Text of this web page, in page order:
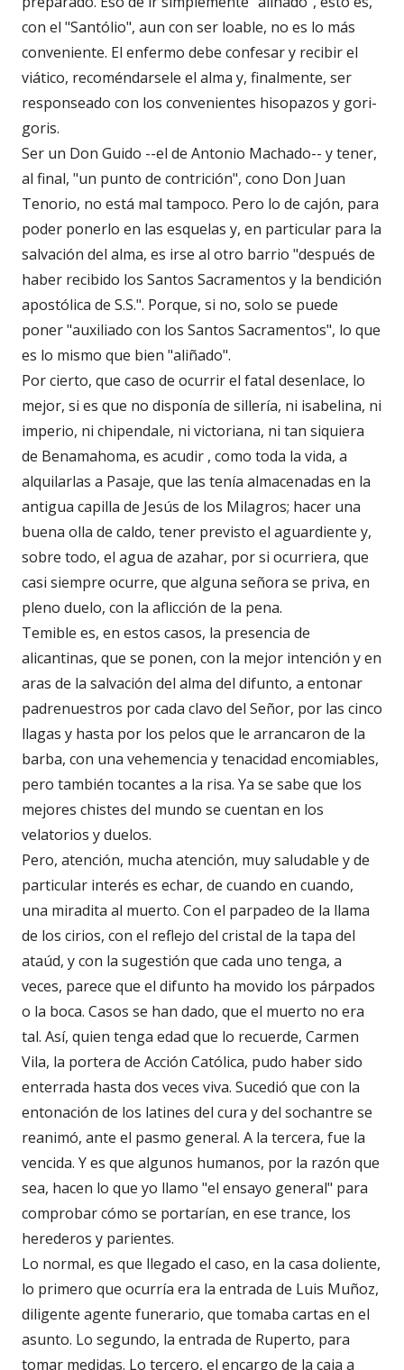
con el "Santólio", aun con ser loable, no es lo más
conveniente. El enfermo debe confesar y recibir el
viático, recoméndarsele el alma y, finalmente, ser
responseado con los convenientes hisopazos y gori-
goris.
Ser un Don Guido --el de Antonio Machado-- y tener,
al final, "un punto de contrición", cono Don Juan
Tenorio, no está mal tampoco. Pero lo de cajón, para
poder ponerlo en las esquelas y, en particular para la
salvación del alma, es irse al otro barrio "después de
haber recibido los Santos Sacramentos y la bendición
apostólica de S.S.". Porque, si no, solo se puede
poner "auxiliado con los Santos Sacramentos", lo que
es lo mismo que bien "aliñado".
Por cierto, que caso de ocurrir el fatal desenlace, lo
mejor, si es que no disponía de sillería, ni isabelina, ni
imperio, ni chipendale, ni victoriana, ni tan siquiera
de Benamahoma, es acudir , como toda la vida, a
alquilarlas a Pasaje, que las tenía almacenadas en la
antigua capilla de Jesús de los Milagros; hacer una
buena olla de caldo, tener previsto el aguardiente y,
sobre todo, el agua de azahar, por si ocurriera, que
casi siempre ocurre, que alguna señora se priva, en
pleno duelo, con la aflicción de la pena.
Temible es, en estos casos, la presencia de
alicantinas, que se ponen, con la mejor intención y en
aras de la salvación del alma del difunto, a entonar
padrenuestros por cada clavo del Señor, por las cinco
llagas y hasta por los pelos que le arrancaron de la
barba, con una vehemencia y tenacidad encomiables,
pero también tocantes a la risa. Ya se sabe que los
mejores chistes del mundo se cuentan en los
velatorios y duelos.
Pero, atención, mucha atención, muy saludable y de
particular interés es echar, de cuando en cuando,
una miradita al muerto. Con el parpadeo de la llama
de los cirios, con el reflejo del cristal de la tapa del
ataúd, y con la sugestión que cada uno tenga, a
veces, parece que el difunto ha movido los párpados
o la boca. Casos se han dado, que el muerto no era
tal. Así, quien tenga edad que lo recuerde, Carmen
Vila, la portera de Acción Católica, pudo haber sido
enterrada hasta dos veces viva. Sucedió que con la
entonación de los latines del cura y del sochantre se
reanimó, ante el pasmo general. A la tercera, fue la
vencida. Y es que algunos humanos, por la razón que
sea, hacen lo que yo llamo "el ensayo general" para
comprobar cómo se portarían, en ese trance, los
herederos y parientes.
Lo normal, es que llegado el caso, en la casa doliente,
lo primero que ocurría era la entrada de Luis Muñoz,
diligente agente funerario, que tomaba cartas en el
asunto. Lo segundo, la entrada de Ruperto, para
tomar medidas. Lo tercero, el encargo de la caja a